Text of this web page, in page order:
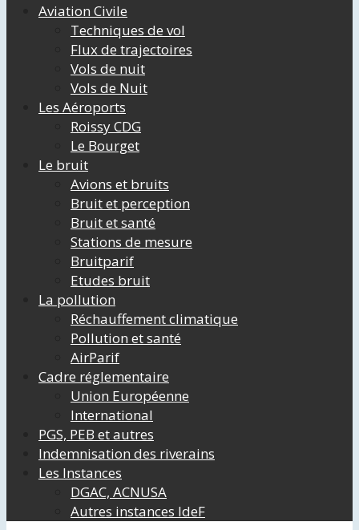
Aviation Civile
Techniques de vol
Flux de trajectoires
Vols de nuit
Vols de Nuit
Les Aéroports
Roissy CDG
Le Bourget
Le bruit
Avions et bruits
Bruit et perception
Bruit et santé
Stations de mesure
Bruitparif
Etudes bruit
La pollution
Réchauffement climatique
Pollution et santé
AirParif
Cadre réglementaire
Union Européenne
International
PGS, PEB et autres
Indemnisation des riverains
Les Instances
DGAC, ACNUSA
Autres instances IdeF